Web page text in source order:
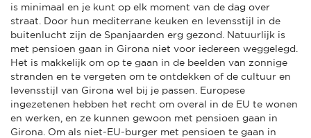
is minimaal en je kunt op elk moment van de dag over
straat. Door hun mediterrane keuken en levensstijl in de
buitenlucht zijn de Spanjaarden erg gezond. Natuurlijk is
met pensioen gaan in Girona niet voor iedereen weggelegd.
Het is makkelijk om op te gaan in de beelden van zonnige
stranden en te vergeten om te ontdekken of de cultuur en
levensstijl van Girona wel bij je passen. Europese
ingezetenen hebben het recht om overal in de EU te wonen
en werken, en ze kunnen gewoon met pensioen gaan in
Girona. Om als niet-EU-burger met pensioen te gaan in